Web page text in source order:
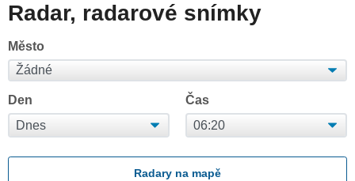
Radar, radarové snímky
Město
Den Čas
Radary na mapě